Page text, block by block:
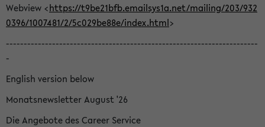
Webview <https://t9be21bfb.emailsys1a.net/mailing/203/932
0396/1007481/2/5c029be88e/index.html>
-----------------------------------------------------------------------
-
English version below
Monatsnewsletter August '26
Die Angebote des Career Service